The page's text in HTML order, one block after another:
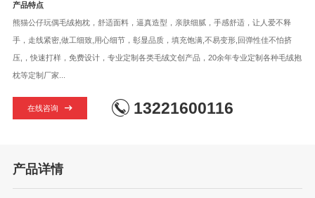
产品特点
熊猫公仔玩偶毛绒抱枕，舒适面料，逼真造型，亲肤细腻，手感舒适，让人爱不释
手，走线紧密,做工细致,用心细节，彰显品质，填充饱满,不易变形,回弹性佳不怕挤
压,，快速打样，免费设计，专业定制各类毛绒文创产品，20余年专业定制各种毛绒抱
枕等定制厂家...
在线咨询 13221600116
产品详情